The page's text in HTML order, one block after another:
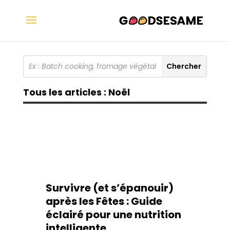
Tous les articles : Noël
Survivre (et s’épanouir)
après les Fêtes : Guide
éclairé pour une nutrition